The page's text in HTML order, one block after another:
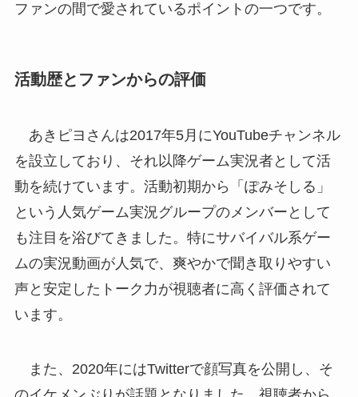
ファンの間で愛されているポイントの一つです。
活動歴とファンからの評価
あきピヨさんは2017年5月にYouTubeチャンネル
を設立しており、それ以降ゲーム実況者として活
動を続けています。活動初期から「ぽみそしる」
という人気ゲーム実況グループのメンバーとして
も注目を浴びてきました。特にサバイバル系ゲー
ムの実況動画が人気で、爽やかで聞き取りやすい
声と安定したトーク力が視聴者に高く評価されて
います。
また、2020年にはTwitterで顔写真を公開し、そ